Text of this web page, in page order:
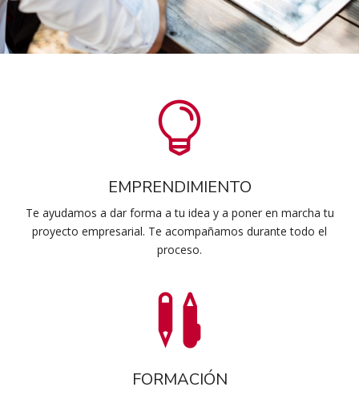

EMPRENDIMIENTO
Te ayudamos a dar forma a tu idea y a poner en marcha tu
proyecto empresarial. Te acompañamos durante todo el
proceso.

FORMACIÓN